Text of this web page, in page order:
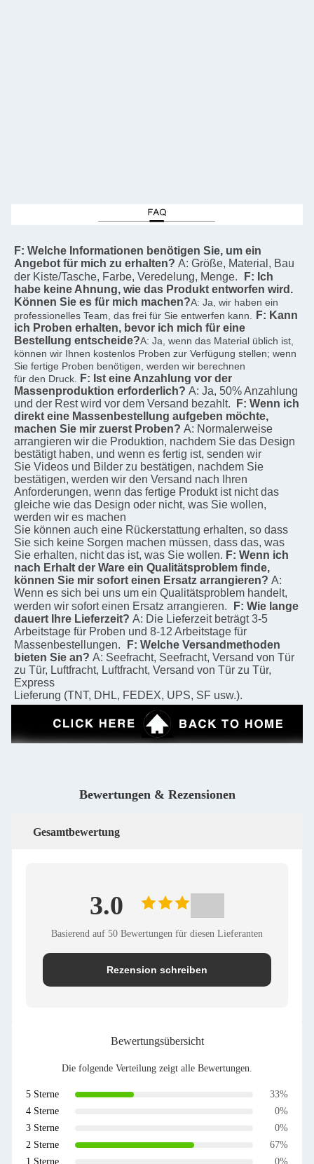
F: Welche Informationen benötigen Sie, um ein
Angebot für mich zu erhalten? A: Größe, Material, Bau
der Kiste/Tasche, Farbe, Veredelung, Menge.
F: Ich
habe keine Ahnung, wie das Produkt entworfen wird.
Können Sie es für mich machen?A: Ja, wir haben ein
professionelles Team, das frei für Sie entwerfen kann.
F: Kann
ich Proben erhalten, bevor ich mich für eine
Bestellung entscheide?A: Ja, wenn das Material üblich ist,
können wir Ihnen kostenlos Proben zur Verfügung stellen; wenn
Sie fertige Proben benötigen, werden wir berechnen
für den Druck.
F: Ist eine Anzahlung vor der
Massenproduktion erforderlich? A: Ja, 50% Anzahlung
und der Rest wird vor dem Versand bezahlt.
F: Wenn ich
direkt eine Massenbestellung aufgeben möchte,
machen Sie mir zuerst Proben? A: Normalerweise
arrangieren wir die Produktion, nachdem Sie das Design
bestätigt haben, und wenn es fertig ist, senden wir
Sie Videos und Bilder zu bestätigen, nachdem Sie
bestätigen, werden wir den Versand nach Ihren
Anforderungen, wenn das fertige Produkt ist nicht das
gleiche wie das Design oder nicht, was Sie wollen,
werden wir es machen
Sie können auch eine Rückerstattung erhalten, so dass
Sie sich keine Sorgen machen müssen, dass das, was
Sie erhalten, nicht das ist, was Sie wollen. F: Wenn ich
nach Erhalt der Ware ein Qualitätsproblem finde,
können Sie mir sofort einen Ersatz arrangieren? A:
Wenn es sich bei uns um ein Qualitätsproblem handelt,
werden wir sofort einen Ersatz arrangieren.
F: Wie lange
dauert Ihre Lieferzeit? A: Die Lieferzeit beträgt 3-5
Arbeitstage für Proben und 8-12 Arbeitstage für
Massenbestellungen.
F: Welche Versandmethoden
bieten Sie an? A: Seefracht, Seefracht, Versand von Tür
zu Tür, Luftfracht, Luftfracht, Versand von Tür zu Tür,
Express
Lieferung (TNT, DHL, FEDEX, UPS, SF usw.).
Bewertungen & Rezensionen
Gesamtbewertung
3.0
Basierend auf 50 Bewertungen für diesen Lieferanten
Rezension schreiben
Bewertungsübersicht
Die folgende Verteilung zeigt alle Bewertungen.
5 Sterne
33%
4 Sterne
0%
3 Sterne
0%
2 Sterne
67%
1 Sterne
0%